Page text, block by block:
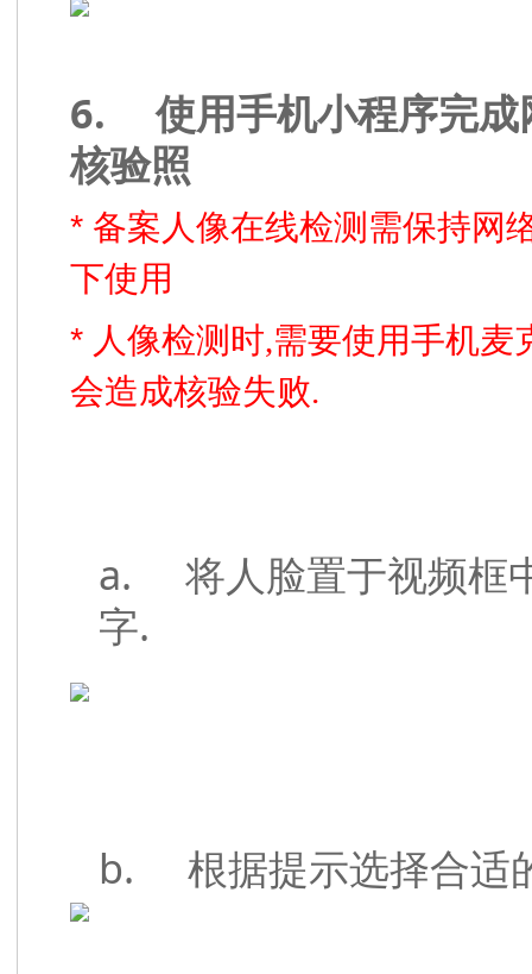
6.
使用手机小程序完
核验照
* 备案人像在线检测需保持网
下使用
* 人像检测时,需要使用手机
会造成核验失败.
a. 将人脸置于视频框
字.
b. 根据提示选择合适